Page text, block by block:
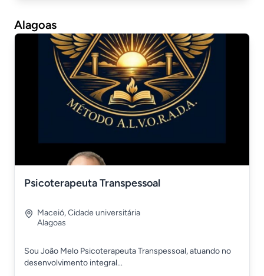
Alagoas
Psicoterapeuta Transpessoal
Maceió,Cidade universitária
Alagoas
Sou João Melo Psicoterapeuta Transpessoal, atuando no
desenvolvimento integral...